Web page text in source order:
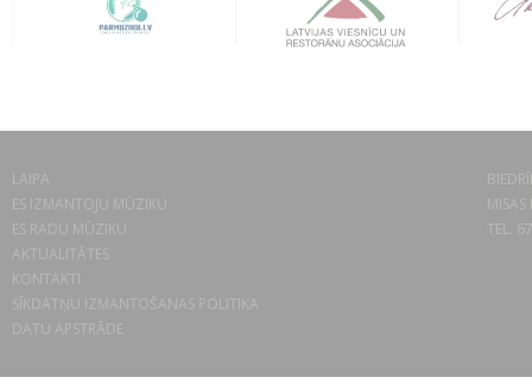
LAIPA
ES IZMANTOJU MŪZIKU
ES RADU MŪZIKU
AKTUALITĀTES
KONTAKTI
SĪKDATŅU IZMANTOŠANAS POLITIKA
DATU APSTRĀDE
TEL.